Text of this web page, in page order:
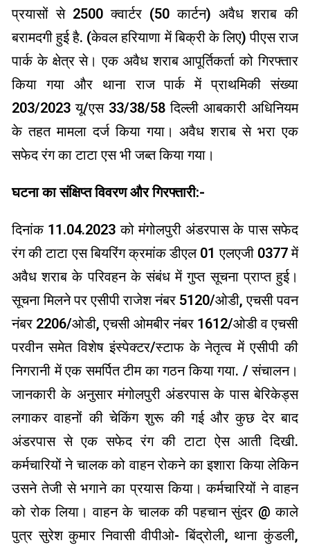
प्रयासों से 2500 क्वार्टर (50 कार्टन) अवैध शराब की
बरामदगी हुई है. (केवल हरियाणा में बिक्री के लिए) पीएस राज
पार्क के क्षेत्र से। एक अवैध शराब आपूर्तिकर्ता को गिरफ्तार
किया गया और थाना राज पार्क में प्राथमिकी संख्या
203/2023 यू/एस 33/38/58 दिल्ली आबकारी अधिनियम
के तहत मामला दर्ज किया गया। अवैध शराब से भरा एक
सफेद रंग का टाटा एस भी जब्त किया गया।
घटना का संक्षिप्त विवरण और गिरफ्तारी:-
दिनांक 11.04.2023 को मंगोलपुरी अंडरपास के पास सफेद
रंग की टाटा एस बियरिंग क्रमांक डीएल 01 एलएजी 0377 में
अवैध शराब के परिवहन के संबंध में गुप्त सूचना प्राप्त हुई।
सूचना मिलने पर एसीपी राजेश नंबर 5120/ओडी, एचसी पवन
नंबर 2206/ओडी, एचसी ओमबीर नंबर 1612/ओडी व एचसी
परवीन समेत विशेष इंस्पेक्टर/स्टाफ के नेतृत्व में एसीपी की
निगरानी में एक समर्पित टीम का गठन किया गया. / संचालन।
जानकारी के अनुसार मंगोलपुरी अंडरपास के पास बेरिकेड्स
लगाकर वाहनों की चेकिंग शुरू की गई और कुछ देर बाद
अंडरपास से एक सफेद रंग की टाटा ऐस आती दिखी.
कर्मचारियों ने चालक को वाहन रोकने का इशारा किया लेकिन
उसने तेजी से भगाने का प्रयास किया। कर्मचारियों ने वाहन
को रोक लिया। वाहन के चालक की पहचान सुंदर @ काले
पुत्र सुरेश कुमार निवासी वीपीओ- बिंद्रोली, थाना कुंडली,